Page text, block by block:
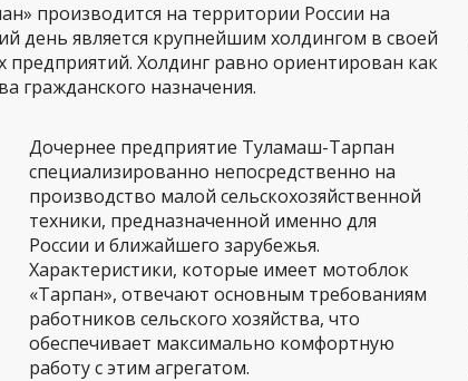
производится на территории России на
день является крупнейшим холдингом в своей
Холдинг равно ориентирован как
гражданского назначения.
Дочернее предприятие Туламаш-Тарпан
специализированно непосредственно на
производство малой сельскохозяйственной
техники, предназначенной именно для
России и ближайшего зарубежья.
Характеристики, которые имеет мотоблок
«Тарпан», отвечают основным требованиям
работников сельского хозяйства, что
обеспечивает максимально комфортную
работу с этим агрегатом.